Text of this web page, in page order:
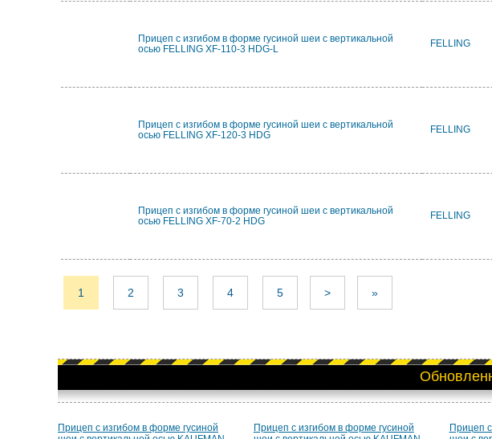
Прицеп с изгибом в форме гусиной шеи с вертикальной
осью FELLING XF-110-3 HDG-L
FELLING
Прицеп с изгибом в форме гусиной шеи с вертикальной
осью FELLING XF-120-3 HDG
FELLING
Прицеп с изгибом в форме гусиной шеи с вертикальной
осью FELLING XF-70-2 HDG
FELLING
1 2 3 4 5 > »
Прицеп с изгибом в форме гусиной
Прицеп с изгибом в форме гусиной
Прицеп